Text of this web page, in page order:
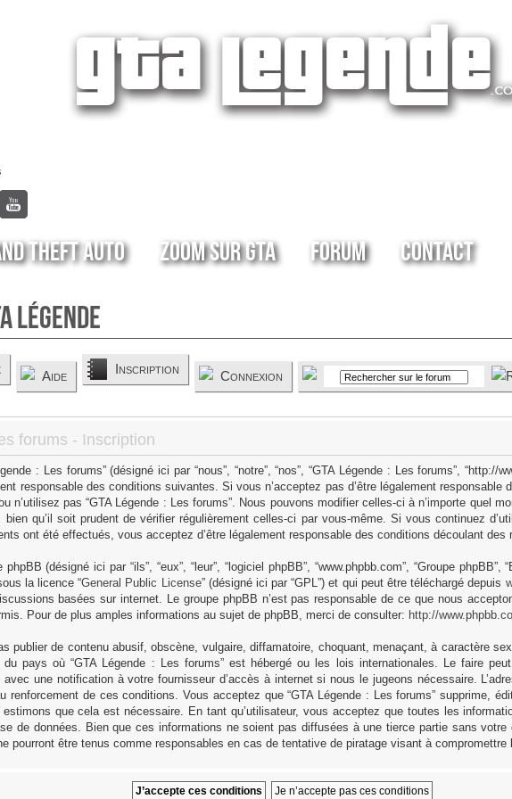
Theft Auto Zoom sur GTA Forum Contact
Légende
Aide Inscription Connexion
forums - Inscription
: Les forums” (désigné ici par “nous”, “notre”, “nos”, “GTA Légende : Les forums”, “http://
responsable des conditions suivantes. Si vous n’acceptez pas d’être légalement
n’utilisez pas “GTA Légende : Les forums”. Nous pouvons modifier celles-ci à n’importe quel
qu’il soit prudent de vérifier régulièrement celles-ci par vous-même. Si vous continuez
ont été effectués, vous acceptez d’être légalement responsable des conditions découlant
(désigné ici par “ils”, “eux”, “leur”, “logiciel phpBB”, “www.phpbb.com”, “Groupe
la licence “General Public License” (désigné ici par “GPL”) et qui peut être téléchargé depuis
basées sur internet. Le groupe phpBB n’est pas responsable de ce que nous
Pour de plus amples informations au sujet de phpBB, merci de consulter: http://
publier de contenu abusif, obscène, vulgaire, diffamatoire, choquant, menaçant, à caractère
pays où “GTA Légende : Les forums” est hébergé ou les lois internationales. Le faire
une notification à votre fournisseur d’accès à internet si nous le jugeons nécessaire.
renforcement de ces conditions. Vous acceptez que “GTA Légende : Les forums” supprime,
que cela est nécessaire. En tant qu’utilisateur, vous acceptez que toutes les
de données. Bien que ces informations ne soient pas diffusées à une tierce partie sans votre
pourront être tenus comme responsables en cas de tentative de piratage visant à compromettre